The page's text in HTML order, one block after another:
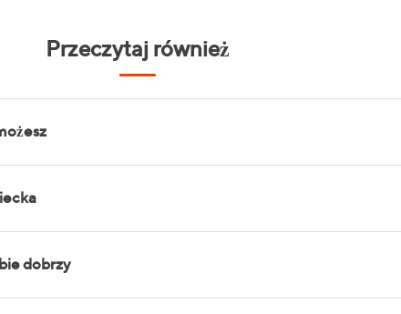
Przeczytaj również
dobrzy